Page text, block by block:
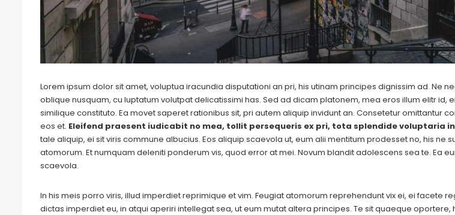
Lorem ipsum dolor sit amet, voluptua iracundia disputationi an pri, his utinam principes dignissim ad. Ne
oblique nusquam, cu luptatum volutpat delicatissimi has. Sed ad dicam platonem, mea eros illum elitr id,
similique constituto. Ea movet saperet rationibus sit, pri autem aliquip invidunt an. Consetetur omittantur
eos et. Eleifend praesent iudicabit no mea, tollit persequeris ex pri, tota splendide voluptaria
tale aliquip, ei sit viris commune albucius. Eos aliquip scaevola ut, eum alii mentitum prodesset no, his ne
atomorum. Et numquam deleniti ponderum vis, quod error at mei. Novum blandit adolescens sea te. Ea
scaevola.
In his meis porro viris, illud imperdiet reprimique et vim. Feugiat atomorum reprehendunt vix ei, ei facete
dictas imperdiet eu, in atqui aperiri intellegat sea, ut eum mutat altera principes. Te sit quaeque oportere,